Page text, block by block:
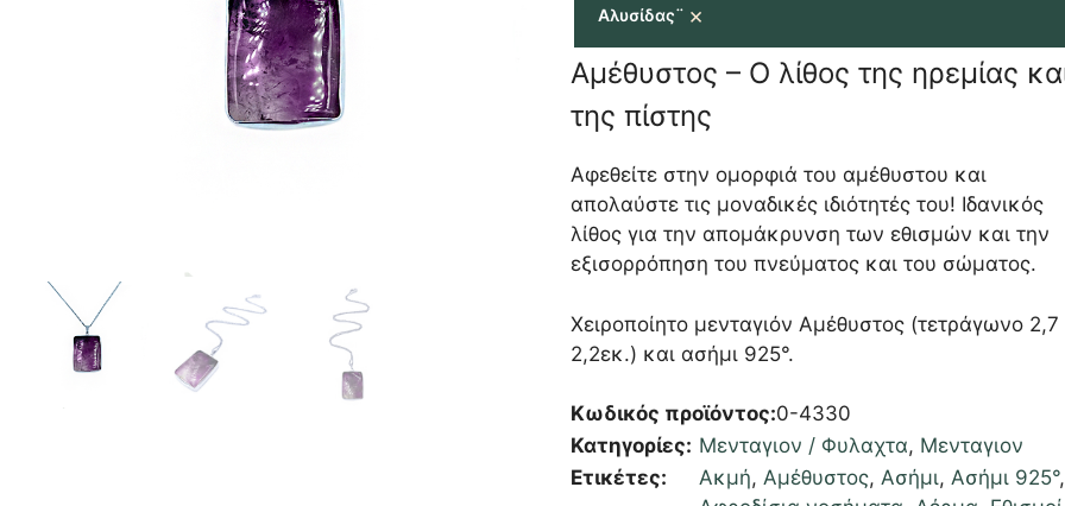
Αλυσίδας¨ ×
Αμέθυστος – Ο λίθος της ηρεμίας
της πίστης
Αφεθείτε στην ομορφιά του αμέθυστου και
απολαύστε τις μοναδικές ιδιότητές του! Ιδανικός
λίθος για την απομάκρυνση των εθισμών και την
εξισορρόπηση του πνεύματος και του σώματος.
Χειροποίητο μενταγιόν Αμέθυστος (τετράγωνο
2,2εκ.) και ασήμι 925°.
Κωδικός προϊόντος:0-4330
Κατηγορίες: Μενταγιον / Φυλαχτα, Μενταγιον
Ετικέτες:
Ακμή,Αμέθυστος,Ασήμι,Ασήμι 925°,